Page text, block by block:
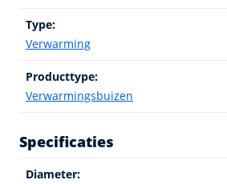
Type:
Verwarming
Producttype:
Verwarmingsbuizen
Specificaties
Diameter: